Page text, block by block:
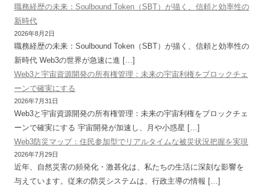
職務経歴の未来：Soulbound Token（SBT）が描く、信頼と効率性の
新時代
2026年8月2日
職務経歴の未来：Soulbound Token（SBT）が描く、信頼と効率性の
新時代 Web3の世界が急速に進 […]
Web3と宇宙資源開発の所有権管理：未来の宇宙利権をブロックチェ
ーンで確実にする
2026年7月31日
Web3と宇宙資源開発の所有権管理：未来の宇宙利権をブロックチェ
ーンで確実にする 宇宙開発が加速し、月や小惑星 […]
Web3防災マップ：住民参加型でリアルタイムな被災状況把握を実現
2026年7月29日
近年、自然災害の頻発化・激甚化は、私たちの生活に深刻な影響を
与えています。従来の防災システムは、行政主導の情報 […]